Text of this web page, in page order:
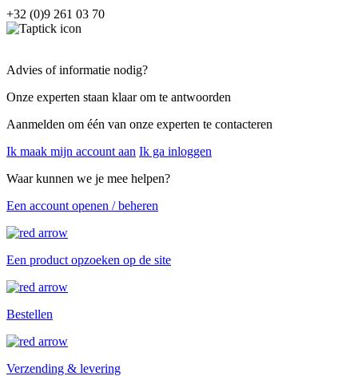
+32 (0)9 261 03 70
Advies of informatie nodig?
Onze experten staan klaar om te antwoorden
Aanmelden om één van onze experten te contacteren
Ik maak mijn account aan Ik ga inloggen
Waar kunnen we je mee helpen?
Een account openen / beheren
Een product opzoeken op de site
Bestellen
Verzending & levering